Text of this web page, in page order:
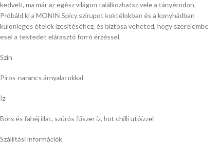
kedvelt, ma már az egész világon találkozhatsz vele a tányérodon.
Próbáld ki a MONIN Spicy szirupot koktélokban és a konyhádban
különleges ételek ízesítéséhez, és biztosa veheted, hogy szerelembe
esel a testedet elárasztó forró érzéssel.
Szín
Piros-narancs árnyalatokkal
Íz
Bors és fahéj illat, szúrós fűszer íz, hot chilli utóízzel
Szállítási információk